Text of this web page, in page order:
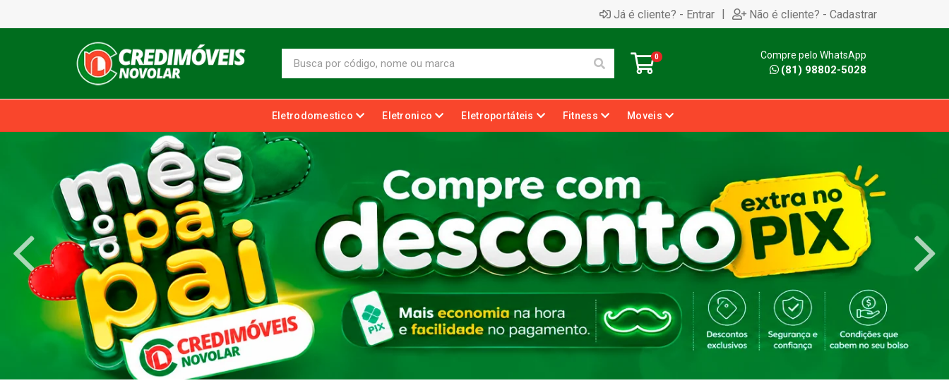
Já é cliente? - Entrar | Não é cliente? - Cadastrar
0 Compre pelo WhatsApp
(81) 98802-5028
Eletrodomestico Eletronico Eletroportáteis Fitness Moveis